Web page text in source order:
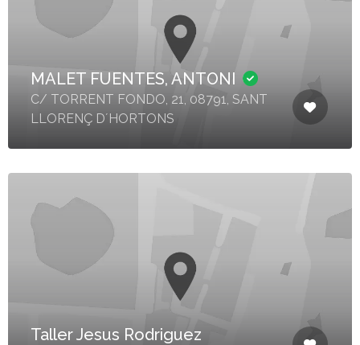
MALET FUENTES, ANTONI
C/ TORRENT FONDO, 21, 08791, SANT
LLORENÇ D´HORTONS
Taller Jesus Rodriguez